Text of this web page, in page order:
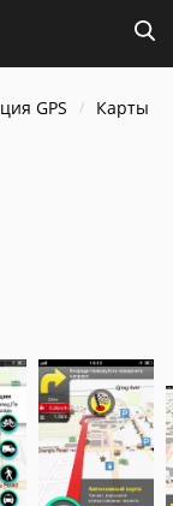
GPS
Карты